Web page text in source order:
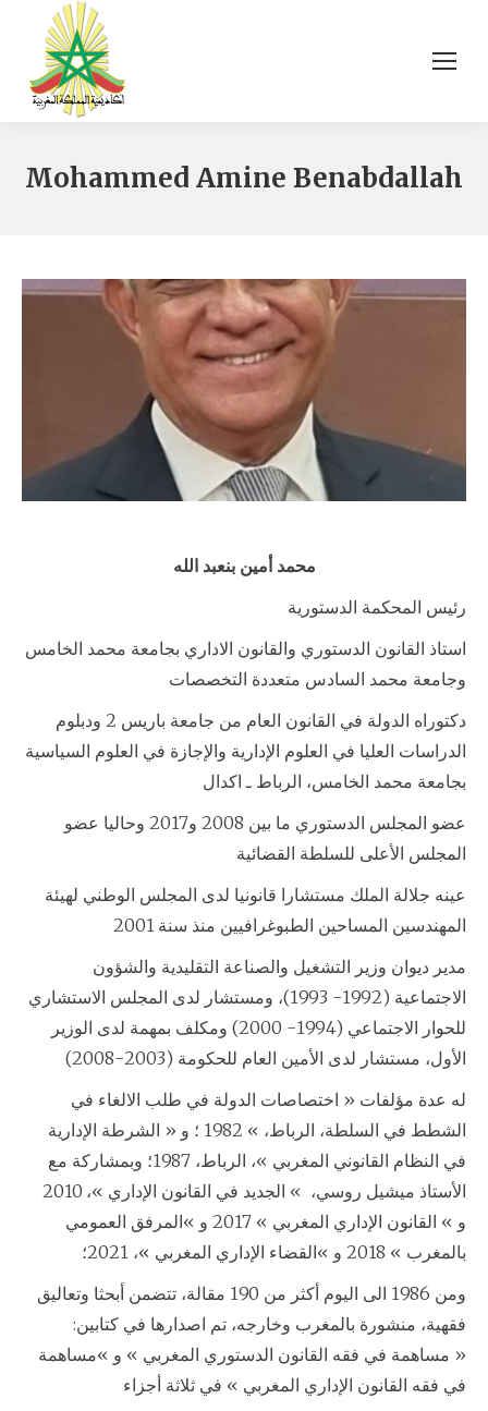
Mohammed Amine Benabdallah
محمد أمين بنعبد الله
رئيس المحكمة الدستورية
استاذ القانون الدستوري والقانون الاداري بجامعة محمد الخامس
وجامعة محمد السادس متعددة التخصصات
دكتوراه الدولة في القانون العام من جامعة باريس 2 ودبلوم
الدراسات العليا في العلوم الإدارية والإجازة في العلوم السياسية
بجامعة محمد الخامس، الرباط ـ اكدال
عضو المجلس الدستوري ما بين 2008 و2017 وحاليا عضو
المجلس الأعلى للسلطة القضائية
عينه جلالة الملك مستشارا قانونيا لدى المجلس الوطني لهيئة
المهندسين المساحين الطبوغرافيين منذ سنة 2001
مدير ديوان وزير التشغيل والصناعة التقليدية والشؤون
الاجتماعية (1992- 1993)، ومستشار لدى المجلس الاستشاري
للحوار الاجتماعي (1994- 2000) ومكلف بمهمة لدى الوزير
الأول، مستشار لدى الأمين العام للحكومة (2003-2008)
له عدة مؤلفات « اختصاصات الدولة في طلب الالغاء في
الشطط في السلطة، الرباط، » 1982 ؛ و « الشرطة الإدارية
في النظام القانوني المغربي »، الرباط، 1987؛ وبمشاركة مع
الأستاذ ميشيل روسي، » الجديد في القانون الإداري »، 2010
و » القانون الإداري المغربي » 2017 و »المرفق العمومي
بالمغرب » 2018 و »القضاء الإداري المغربي »، 2021؛
ومن 1986 الى اليوم أكثر من 190 مقالة، تتضمن أبحثا وتعاليق
فقهية، منشورة بالمغرب وخارجه، تم اصدارها في كتابين:
« مساهمة في فقه القانون الدستوري المغربي » و »مساهمة
في فقه القانون الإداري المغربي » في ثلاثة أجزاء